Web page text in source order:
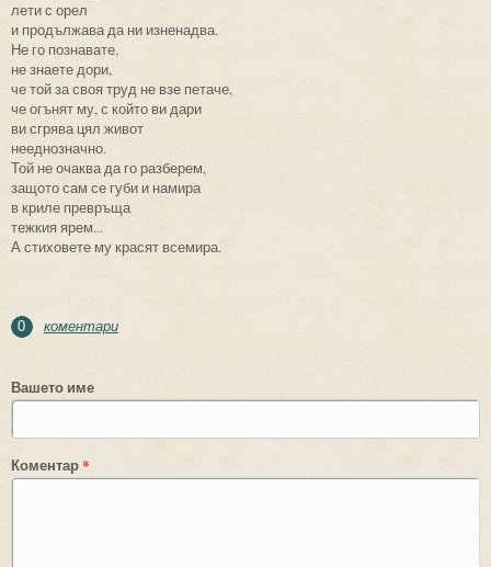
лети с орел
и продължава да ни изненадва.
Не го познавате,
не знаете дори,
че той за своя труд не взе петаче,
че огънят му, с който ви дари
ви сгрява цял живот
нееднозначно.
Той не очаква да го разберем,
защото сам се губи и намира
в криле превръща
тежкия ярем...
А стиховете му красят всемира.
0 коментари
Вашето име
Коментар*